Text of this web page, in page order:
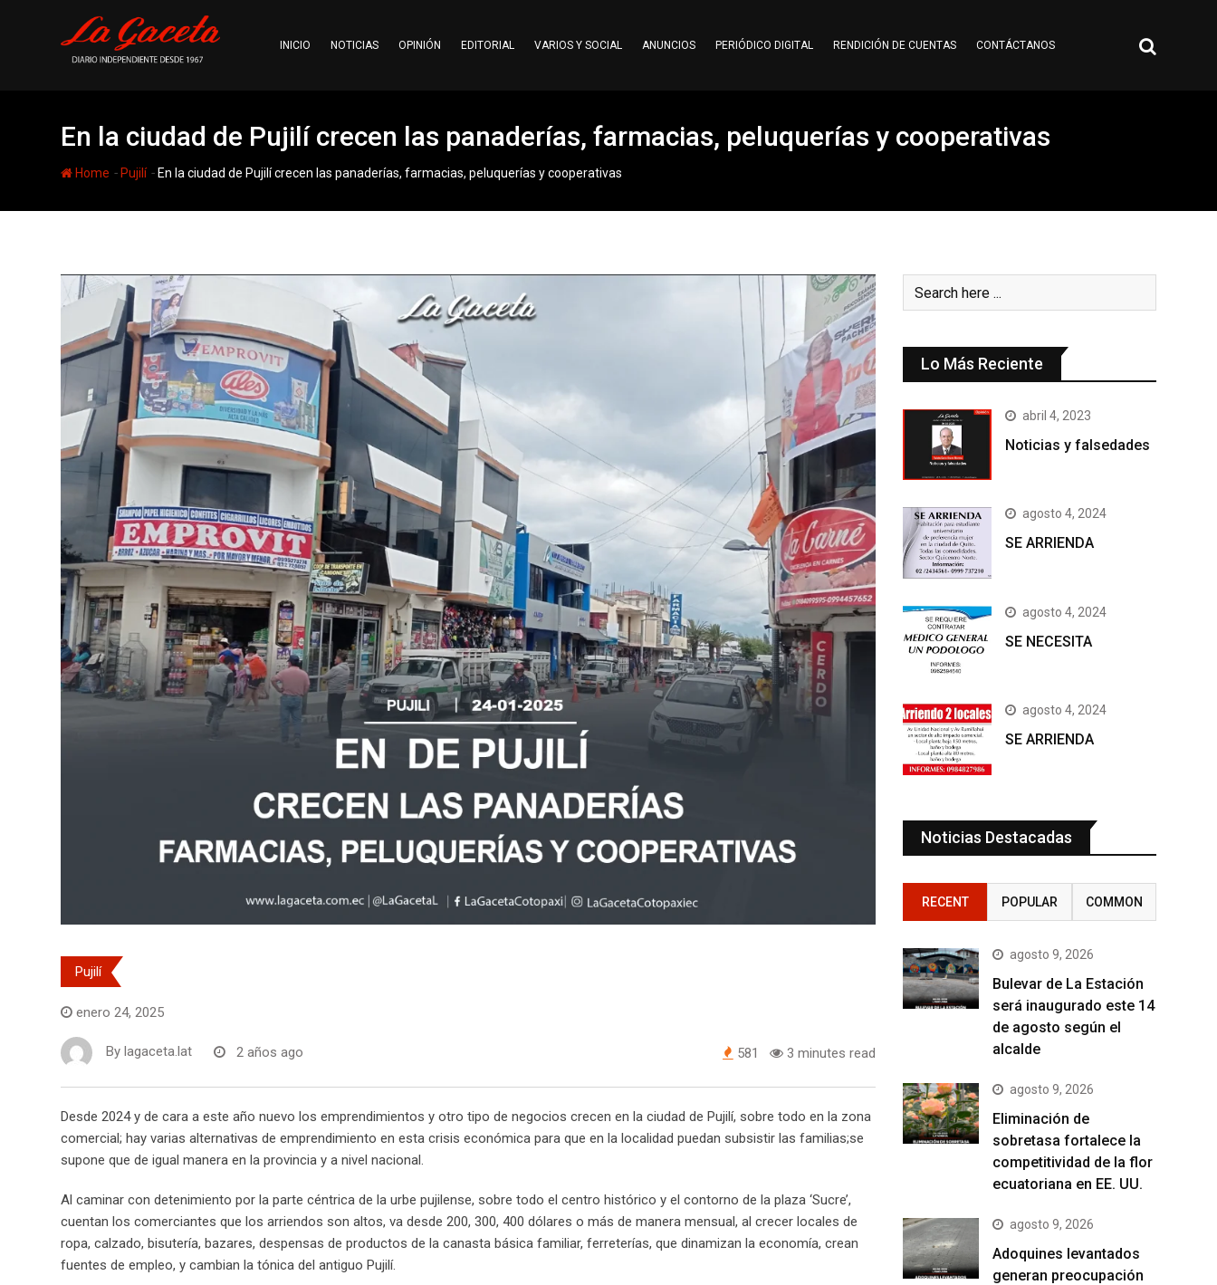
INICIO NOTICIAS OPINIÓN EDITORIAL VARIOS Y SOCIAL ANUNCIOS PERIÓDICO DIGITAL RENDICIÓN DE CUENTAS CONTÁCTANOS
En la ciudad de Pujilí crecen las panaderías, farmacias, peluquerías y cooperativas
Home - Pujilí- En la ciudad de Pujilí crecen las panaderías, farmacias, peluquerías y cooperativas
Pujilí
enero 24, 2025
By lagaceta.lat 2 años ago 581 3 minutes read
Desde 2024 y de cara a este año nuevo los emprendimientos y otro tipo de negocios crecen en la ciudad de Pujilí, sobre todo en la zona
comercial; hay varias alternativas de emprendimiento en esta crisis económica para que en la localidad puedan subsistir las familias;se
supone que de igual manera en la provincia y a nivel nacional.
Al caminar con detenimiento por la parte céntrica de la urbe pujilense, sobre todo el centro histórico y el contorno de la plaza ‘Sucre’,
cuentan los comerciantes que los arriendos son altos, va desde 200, 300, 400 dólares o más de manera mensual, al crecer locales de
ropa, calzado, bisutería, bazares, despensas de productos de la canasta básica familiar, ferreterías, que dinamizan la economía, crean
fuentes de empleo, y cambian la tónica del antiguo Pujilí.
Lo Más Reciente
abril 4, 2023
Noticias y falsedades
agosto 4, 2024
SE ARRIENDA
agosto 4, 2024
SE NECESITA
agosto 4, 2024
SE ARRIENDA
Noticias Destacadas
RECENT POPULAR COMMON
agosto 9, 2026
Bulevar de La Estación
será inaugurado este 14
de agosto según el
alcalde
agosto 9, 2026
Eliminación de
sobretasa fortalece la
competitividad de la flor
ecuatoriana en EE. UU.
agosto 9, 2026
Adoquines levantados
generan preocupación